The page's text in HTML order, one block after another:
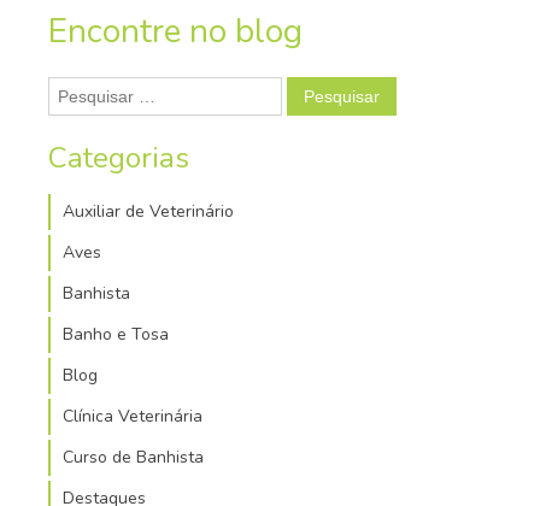
Encontre no blog
Pesquisar
por:
Categorias
Auxiliar de Veterinário
Aves
Banhista
Banho e Tosa
Blog
Clínica Veterinária
Curso de Banhista
Destaques